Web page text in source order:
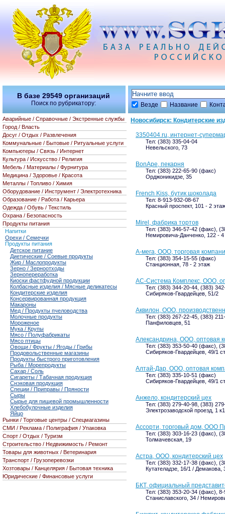
Везде Название
Новосибирск: Кондитерские
3350404.ru, интернет-
Тел: (383) 335-04-04
Невельского, 73
BonApe, пекарня
Тел: (383) 222-65-90 (факс)
Орджоникидзе, 35
French Kiss, бутик шоколада
Тел: 8-913-932-08-67
Красный проспект, 101 - 2
Mirel, фабрика тортов
Тел: (383) 346-57-42 (факс),
Немировича-Данченко, 122 - 4
А-мега, ООО, торговая
Тел: (383) 354-15-55 (факс)
Станционная, 78 - 2 этаж
АС-Система Комплекс, ООО,
Тел: (383) 344-20-44, (383)
Сибиряков-Гвардейцев, 51/2
Аквилон, ООО,
Тел: (383) 267-22-45, (383)
Панфиловцев, 51
Александрина, ООО, оптовая
Тел: (383) 353-50-40 (факс),
Сибиряков-Гвардейцев, 49/1
Алтай-Дар, ООО, оптовая
Тел: (383) 335-10-51 (факс)
Сибиряков-Гвардейцев, 49/1
Анжело, кондитерский цех
Тел: (383) 279-40-98, (383)
Электрозаводской проезд, 1
Ассорти, торговый дом, ООО
Тел: (383) 303-16-23 (факс),
Толмачевская, 19
Астра, ООО, кондитерский цех
Тел: (383) 332-17-38 (факс),
Кутателадзе, 16/1 / Демакова,
БКТ, официальный
Тел: (383) 353-20-34 (факс),
Станиславского, 34 /
В базе 29549 организаций
Поиск по рубрикатору:
Аварийные / Справочные / Экстренные службы
Город / Власть
Досуг / Отдых / Развлечения
Коммунальные / Бытовые / Ритуальные услуги
Компьютеры / Связь / Интернет
Культура / Искусство / Религия
Мебель / Материалы / Фурнитура
Медицина / Здоровье / Красота
Металлы / Топливо / Химия
Оборудование / Инструмент / Электротехника
Образование / Работа / Карьера
Одежда / Обувь / Текстиль
Охрана / Безопасность
Продукты питания
Напитки
Орехи / Семечки
Продукты питания
Детское питание
Диетические / Соевые продукты
Жир / Маслопродукты
Зерно / Зерноотходы
Зернопереработка
Киоски фастфудной продукции
Колбасные изделия / Мясные деликатесы
Кондитерские изделия
Консервированная продукция
Макароны
Мед / Продукты пчеловодства
Молочные продукты
Мороженое
Мука / Крупы
Мясо / Полуфабрикаты
Мясо птицы
Овощи / Фрукты / Ягоды / Грибы
Продовольственные магазины
Продукты быстрого приготовления
Рыба / Морепродукты
Сахар / Соль
Сигареты / Табачная продукция
Снэковая продукция
Специи / Приправы / Пряности
Сыры
Сырье для пищевой промышленности
Хлебобулочные изделия
Яйцо
Рынки / Торговые центры / Спецмагазины
СМИ / Реклама / Полиграфия / Упаковка
Спорт / Отдых / Туризм
Строительство / Недвижимость / Ремонт
Товары для животных / Ветеринария
Транспорт / Грузоперевозки
Хозтовары / Канцелярия / Бытовая техника
Юридические / Финансовые услуги